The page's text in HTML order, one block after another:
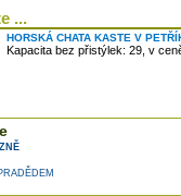
...
HORSKÁ CHATA KASTE V
Kapacita bez přistýlek: 29, v